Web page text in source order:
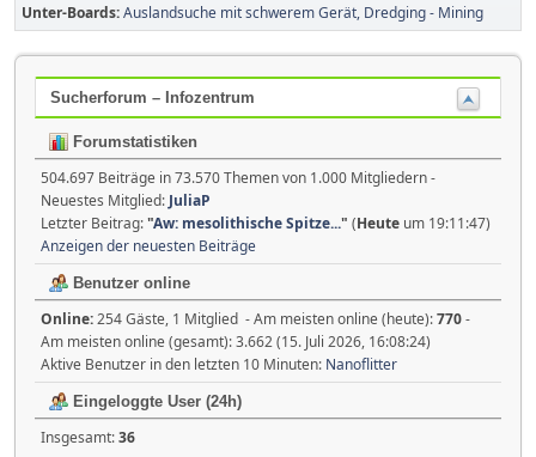
Unter-Boards Auslandsuche mit schwerem Gerät, Dredging - Mining
Sucherforum – Infozentrum
Forumstatistiken
504.697 Beiträge in 73.570 Themen von 1.000 Mitgliedern -
Neuestes Mitglied: JuliaP
Letzter Beitrag:"Aw: mesolithische Spitze..." (Heute um 19:11:47)
Anzeigen der neuesten Beiträge
Benutzer online
Online:254 Gäste, 1 Mitglied - Am meisten online (heute):770-
Am meisten online (gesamt): 3.662 (15. Juli 2026, 16:08:24)
Aktive Benutzer in den letzten 10 Minuten: Nanoflitter
Eingeloggte User (24h)
Insgesamt:36